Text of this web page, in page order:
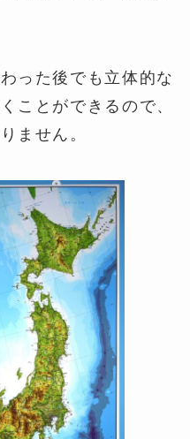
った後でも立体的な
ことができるので、
ません。